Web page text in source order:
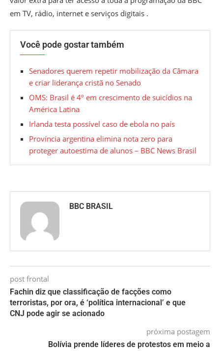
em TV, rádio, internet e serviços digitais .
Você pode gostar também
Senadores querem repetir mobilização da Câmara
e criar liderança cristã no Senado
OMS: Brasil é 4º em crescimento de suicídios na
América Latina
Irlanda testa possível caso de ebola no país
Província argentina elimina nota zero para
proteger autoestima de alunos – BBC News Brasil
BBC BRASIL
post frontal
Fachin diz que classificação de facções como
terroristas, por ora, é ‘política internacional’ e que
CNJ pode agir se acionado
próxima postagem
Bolívia prende líderes de protestos em meio a